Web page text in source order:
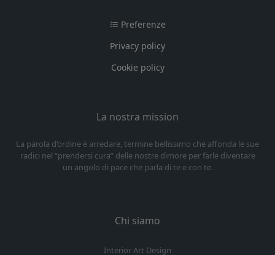
Preferenze
Privacy policy
Cookie policy
La nostra mission
La parola d’ordine è arredare, termine bellissimo che affonda le sue
radici nel “prendersi cura” delle nostre dimore per farle diventare
un angolo di pace che parla di te e con te.
Chi siamo
Interior Art Design